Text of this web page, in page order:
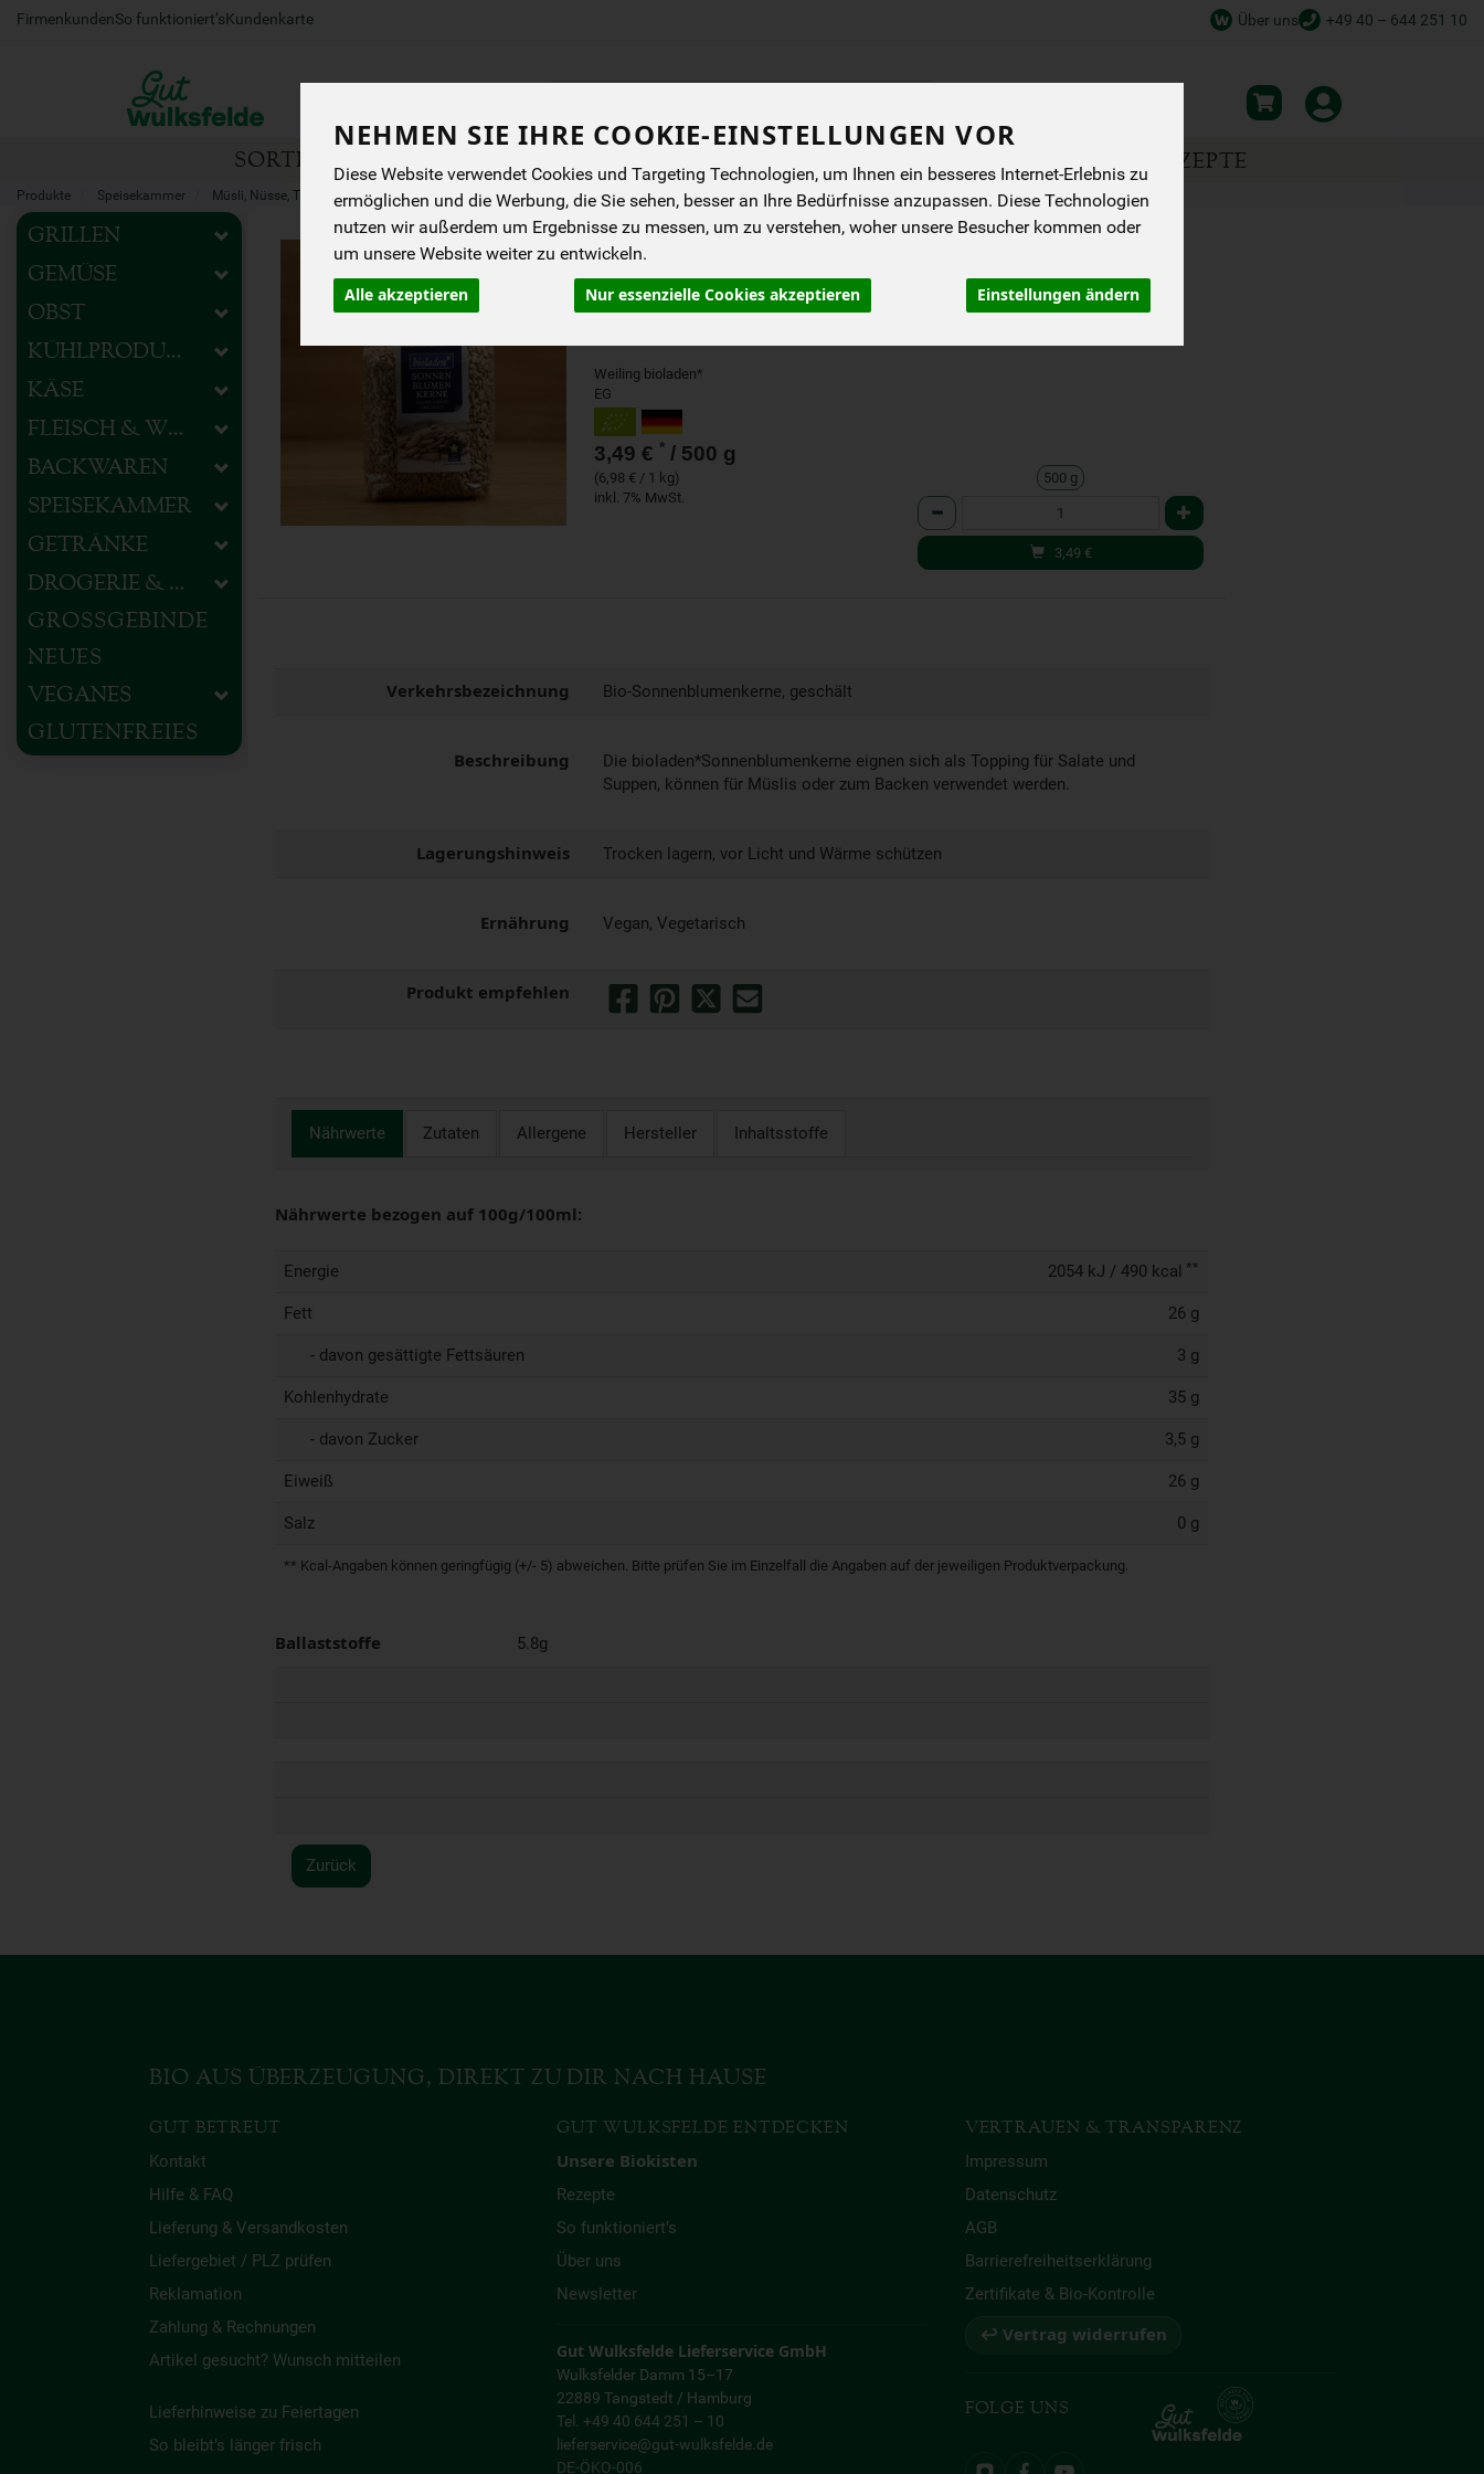
NEHMEN SIE IHRE COOKIE-EINSTELLUNGEN VOR
Diese Website verwendet Cookies und Targeting Technologien, um Ihnen ein besseres Internet-Erlebnis zu
ermöglichen und die Werbung, die Sie sehen, besser an Ihre Bedürfnisse anzupassen. Diese Technologien
nutzen wir außerdem um Ergebnisse zu messen, um zu verstehen, woher unsere Besucher kommen oder
um unsere Website weiter zu entwickeln.
Alle akzeptieren Nur essenzielle Cookies akzeptieren Einstellungen ändern
FirmenkundenSo funktioniert’sKundenkarte +49 40 – 644 251 10
Über uns
SORTIMENT HOFEIGENES BIOKISTEN ANGEBOTE NEUES INSPIRATION REZEPTE
Produkte Speisekammer Müsli, Nüsse, Trockenfrüchte Nüsse & Saaten
GRILLEN
GEMÜSE
OBST
KÜHLPRODUKTE
KÄSE
FLEISCH & WURST
BACKWAREN
SPEISEKAMMER
GETRÄNKE
DROGERIE & HAUSHALT
GROSSGEBINDE
NEUES
VEGANES
GLUTENFREIES
SONNENBLUMENKERNE
als Topping oder Zutat für deftige und süße
Weiling bioladen*
EG
3,49 € * / 500 g
(6,98 € / 1 kg)
inkl. 7% MwSt.
500 g
Anzahl
3,49 €
Verkehrsbezeichnung Bio-Sonnenblumenkerne, geschält
Beschreibung
Die bioladen*Sonnenblumenkerne eignen sich als Topping für Salate und
Suppen, können für Müslis oder zum Backen verwendet werden.
Lagerungshinweis Trocken lagern, vor Licht und Wärme schützen
Ernährung Vegan, Vegetarisch
Produkt empfehlen
Nährwerte Zutaten Allergene Hersteller Inhaltsstoffe
Nährwerte bezogen auf 100g/100ml:
Energie 2054 kJ / 490 kcal **
Fett 26 g
- davon gesättigte Fettsäuren 3 g
Kohlenhydrate 35 g
- davon Zucker 3,5 g
Eiweiß 26 g
Salz 0 g
** Kcal-Angaben können geringfügig (+/- 5) abweichen. Bitte prüfen Sie im Einzelfall die Angaben auf der jeweiligen Produktverpackung.
Ballaststoffe 5.8g
Zurück
BIO AUS ÜBERZEUGUNG, DIREKT ZU DIR NACH HAUSE
GUT BETREUT
Kontakt
Hilfe & FAQ
Lieferung & Versandkosten
Liefergebiet / PLZ prüfen
Reklamation
Zahlung & Rechnungen
Artikel gesucht? Wunsch mitteilen
Lieferhinweise zu Feiertagen
So bleibt’s länger frisch
GUT WULKSFELDE ENTDECKEN
Unsere Biokisten
Rezepte
So funktioniert’s
Über uns
Newsletter
Gut Wulksfelde Lieferservice GmbH
Wulksfelder Damm 15–17
22889 Tangstedt / Hamburg
Tel. +49 40 644 251 – 10
lieferservice@gut-wulksfelde.de
DE-ÖKO-006
VERTRAUEN & TRANSPARENZ
Impressum
Datenschutz
AGB
Barrierefreiheitserklärung
Zertifikate & Bio-Kontrolle
↩ Vertrag widerrufen
FOLGE UNS